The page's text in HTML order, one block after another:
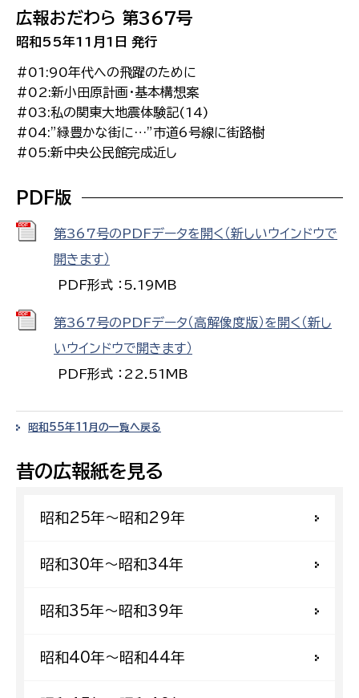
昔の広報紙を見る
昭和25年〜昭和29年
昭和30年〜昭和34年
昭和35年〜昭和39年
昭和40年〜昭和44年
広報おだわら 第367号
昭和55年11月1日 発行
#01:90年代への飛躍のために
#02:新小田原計画・基本構想案
#03:私の関東大地震体験記(14)
#04:”緑豊かな街に…”市道6号線に街路樹
#05:新中央公民館完成近し
PDF版
第367号のPDFデータを開く（新しいウインドウで
開きます）
PDF形式 ：5.19MB
第367号のPDFデータ（高解像度版）を開く（新し
いウインドウで開きます）
PDF形式 ：22.51MB
昭和55年11月の一覧へ戻る